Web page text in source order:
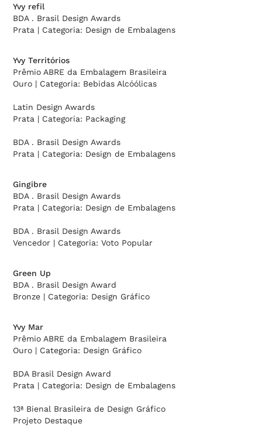
Yvy refil
BDA . Brasil Design Awards
Prata | Categoria: Design de Embalagens
Yvy Territórios
Prêmio ABRE da Embalagem Brasileira
Ouro | Categoria: Bebidas Alcóólicas
Latin Design Awards
Prata | Categoria: Packaging
BDA . Brasil Design Awards
Prata | Categoria: Design de Embalagens
Gingibre
BDA . Brasil Design Awards
Prata | Categoria: Design de Embalagens
BDA . Brasil Design Awards
Vencedor | Categoria: Voto Popular
Green Up
BDA . Brasil Design Award
Bronze | Categoria: Design Gráfico
Yvy Mar
Prêmio ABRE da Embalagem Brasileira
Ouro | Categoria: Design Gráfico
BDA Brasil Design Award
Prata | Categoria: Design de Embalagens
13ª Bienal Brasileira de Design Gráfico
Projeto Destaque